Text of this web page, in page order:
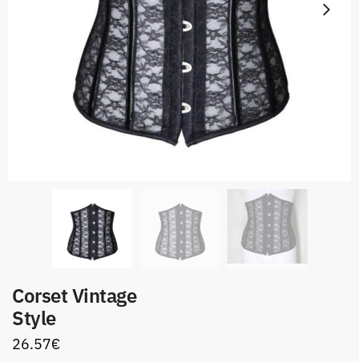
Corset Vintage
Style
26.57€